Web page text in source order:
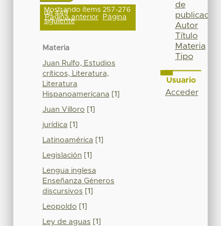
Mostrando ítems 257-276
de 449
Página anterior Página
siguiente
Materia
Juan Rulfo, Estudios
críticos, Literatura,
Literatura
Hispanoamericana [1]
Juan Villoro [1]
jurídica [1]
Latinoamérica [1]
Legislación [1]
Lengua inglesa
Enseñanza Géneros
discursivos [1]
Leopoldo [1]
Ley de aguas [1]
de
publicación
Autor
Título
Materia
Tipo
Usuario
Acceder